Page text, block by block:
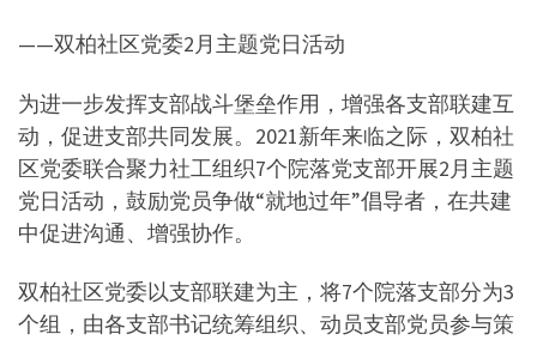
——双柏社区党委2月主题党日活动
为进一步发挥支部战斗堡垒作用，增强各支部联建互
动，促进支部共同发展。2021新年来临之际，双柏社
区党委联合聚力社工组织7个院落党支部开展2月主题
党日活动，鼓励党员争做“就地过年”倡导者，在共建
中促进沟通、增强协作。
双柏社区党委以支部联建为主，将7个院落支部分为3
个组，由各支部书记统筹组织、动员支部党员参与策